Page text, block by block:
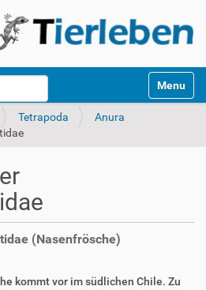
Toggle
Tetrapoda
Anura
(Nasenfrösche)
kommt vor im südlichen Chile. Zu